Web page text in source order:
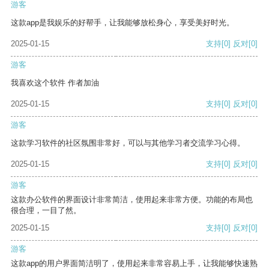
游客
这款app是我娱乐的好帮手，让我能够放松身心，享受美好时光。
2025-01-15 支持[0] 反对[0]
游客
我喜欢这个软件 作者加油
2025-01-15 支持[0] 反对[0]
游客
这款学习软件的社区氛围非常好，可以与其他学习者交流学习心得。
2025-01-15 支持[0] 反对[0]
游客
这款办公软件的界面设计非常简洁，使用起来非常方便。功能的布局也
很合理，一目了然。
2025-01-15
支持[0] 反对[0]
游客
这款app的用户界面简洁明了，使用起来非常容易上手，让我能够快速熟